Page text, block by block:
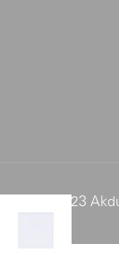
© 2023